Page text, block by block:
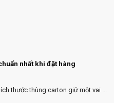
nhất khi đặt hàng
thước thùng carton giữ một vai ...